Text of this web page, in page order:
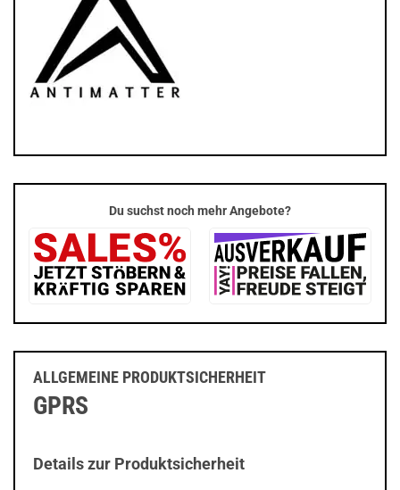
Du suchst noch mehr Angebote?
ALLGEMEINE PRODUKTSICHERHEIT
GPRS
Details zur Produktsicherheit